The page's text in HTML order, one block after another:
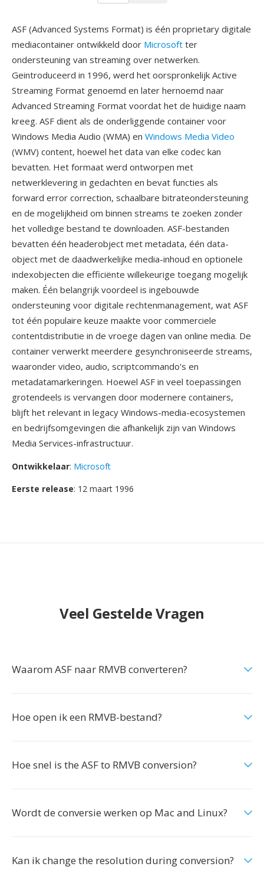
ASF (Advanced Systems Format) is één proprietary digitale
mediacontainer ontwikkeld door Microsoft ter
ondersteuning van streaming over netwerken.
Geintroduceerd in 1996, werd het oorspronkelijk Active
Streaming Format genoemd en later hernoemd naar
Advanced Streaming Format voordat het de huidige naam
kreeg. ASF dient als de onderliggende container voor
Windows Media Audio (WMA) en Windows Media Video
(WMV) content, hoewel het data van elke codec kan
bevatten. Het formaat werd ontworpen met
netwerklevering in gedachten en bevat functies als
forward error correction, schaalbare bitrateondersteuning
en de mogelijkheid om binnen streams te zoeken zonder
het volledige bestand te downloaden. ASF-bestanden
bevatten één headerobject met metadata, één data-
object met de daadwerkelijke media-inhoud en optionele
indexobjecten die efficiënte willekeurige toegang mogelijk
maken. Één belangrijk voordeel is ingebouwde
ondersteuning voor digitale rechtenmanagement, wat ASF
tot één populaire keuze maakte voor commerciele
contentdistributie in de vroege dagen van online media. De
container verwerkt meerdere gesynchroniseerde streams,
waaronder video, audio, scriptcommando's en
metadatamarkeringen. Hoewel ASF in veel toepassingen
grotendeels is vervangen door modernere containers,
blijft het relevant in legacy Windows-media-ecosystemen
en bedrijfsomgevingen die afhankelijk zijn van Windows
Media Services-infrastructuur.
Ontwikkelaar: Microsoft
Eerste release: 12 maart 1996
Veel Gestelde Vragen
Waarom ASF naar RMVB converteren?
Hoe open ik een RMVB-bestand?
Hoe snel is the ASF to RMVB conversion?
Wordt de conversie werken op Mac and Linux?
Kan ik change the resolution during conversion?